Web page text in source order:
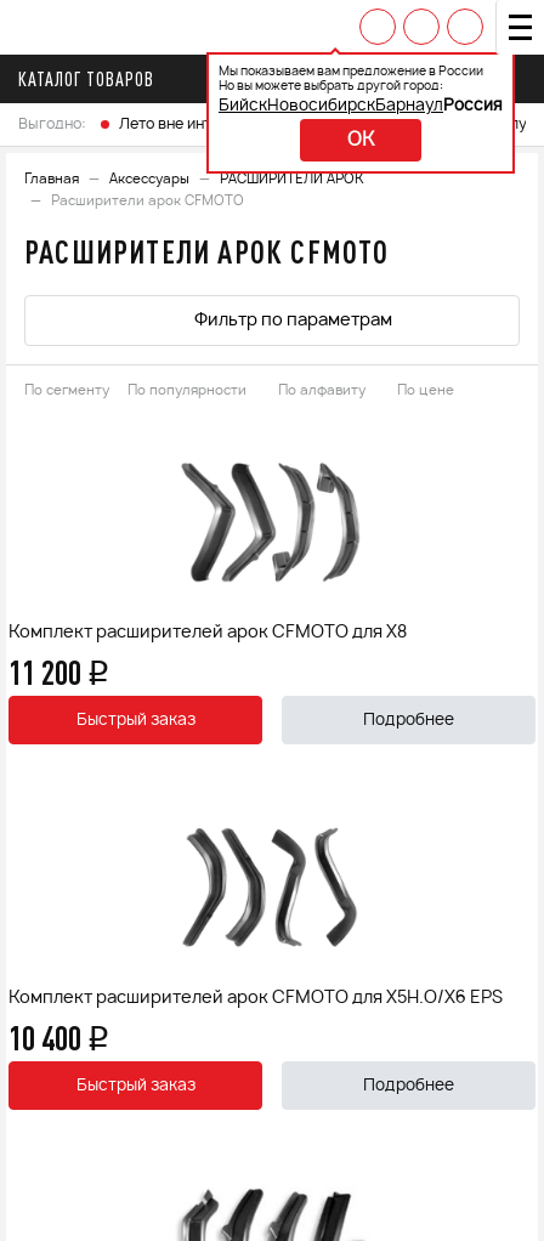
Мы показываем вам предложение в России
Но вы можете выбрать другой город:
БийскНовосибирскБарнаул Россия
OK
КАТАЛОГ ТОВАРОВ
Выгодно: Лето вне интренета Выберите свой мотоцикл и
Главная Аксессуары
РАСШИРИТЕЛИ АРОК
Расширители арок CFMOTO
РАСШИРИТЕЛИ АРОК CFMOTO
Фильтр по параметрам
По сегменту По популярности По алфавиту По цене
Комплект расширителей арок CFMOTO для X8
11 200 q
Быстрый заказ Подробнее
Комплект расширителей арок CFMOTO для X5H.O/X6 EPS
10 400 q
Быстрый заказ Подробнее